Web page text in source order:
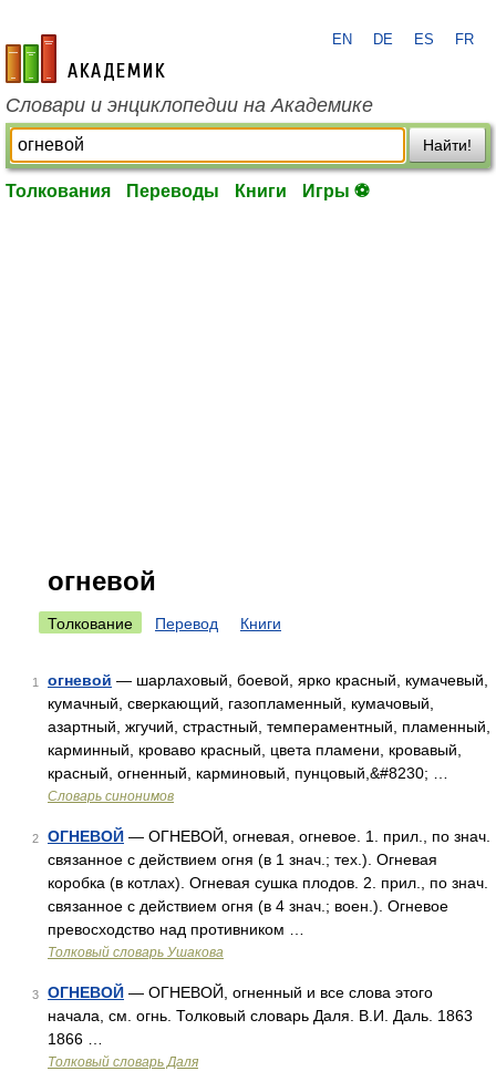
academic.ru
EN DE ES FR
Словари и энциклопедии на Академике
Найти!
Толкования Переводы Книги Игры ⚽
огневой
Толкование Перевод Книги
1 огневой — шарлаховый, боевой, ярко красный, кумачевый,
кумачный, сверкающий, газопламенный, кумачовый,
азартный, жгучий, страстный, темпераментный, пламенный,
карминный, кроваво красный, цвета пламени, кровавый,
красный, огненный, карминовый, пунцовый,&#8230; …
Словарь синонимов
2 ОГНЕВОЙ — ОГНЕВОЙ, огневая, огневое. 1. прил., по знач.
связанное с действием огня (в 1 знач.; тех.). Огневая
коробка (в котлах). Огневая сушка плодов. 2. прил., по знач.
связанное с действием огня (в 4 знач.; воен.). Огневое
превосходство над противником …
Толковый словарь Ушакова
3 ОГНЕВОЙ — ОГНЕВОЙ, огненный и все слова этого
начала, см. огнь. Толковый словарь Даля. В.И. Даль. 1863
1866 …
Толковый словарь Даля